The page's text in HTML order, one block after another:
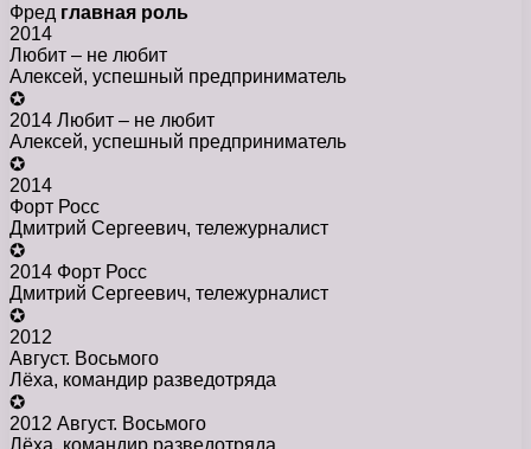
Фрeд главная роль
2014
Любит – не любит
Алексей, успешный предприниматель
✪
2014 Любит – не любит
Алексей, успешный предприниматель
✪
2014
Форт Росс
Дмитрий Сергеевич, тележурналист
✪
2014 Форт Росс
Дмитрий Сергеевич, тележурналист
✪
2012
Август. Восьмого
Лёха, командир разведотряда
✪
2012 Август. Восьмого
Лёха, командир разведотряда